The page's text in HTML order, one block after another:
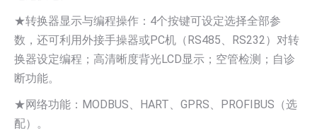
★转换器显示与编程操作：4个按键可设定选择全部参
数，还可利用外接手操器或PC机（RS485、RS232）对转
换器设定编程；高清晰度背光LCD显示；空管检测；自诊
断功能。
★网络功能：MODBUS、HART、GPRS、PROFIBUS（选
配）。